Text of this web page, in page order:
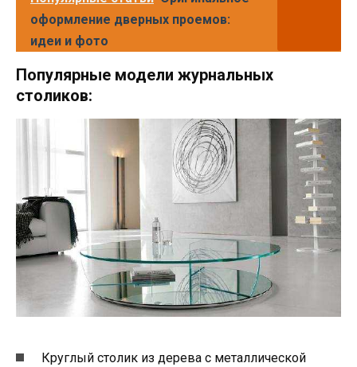
оформление дверных проемов:
идеи и фото
Популярные модели журнальных
столиков:
Круглый столик из дерева с металлической